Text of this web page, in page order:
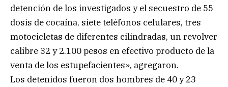
detención de los investigados y el secuestro de 55
dosis de cocaína, siete teléfonos celulares, tres
motocicletas de diferentes cilindradas, un revolver
calibre 32 y 2.100 pesos en efectivo producto de la
venta de los estupefacientes», agregaron.
Los detenidos fueron dos hombres de 40 y 23